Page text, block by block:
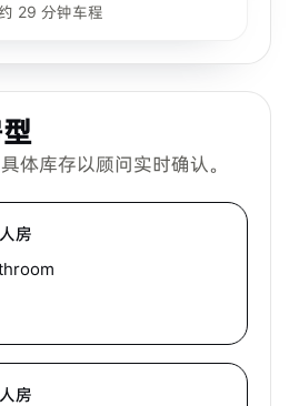
29 分钟车程
体库存以顾问实时确认。
Hei Homes
房
房